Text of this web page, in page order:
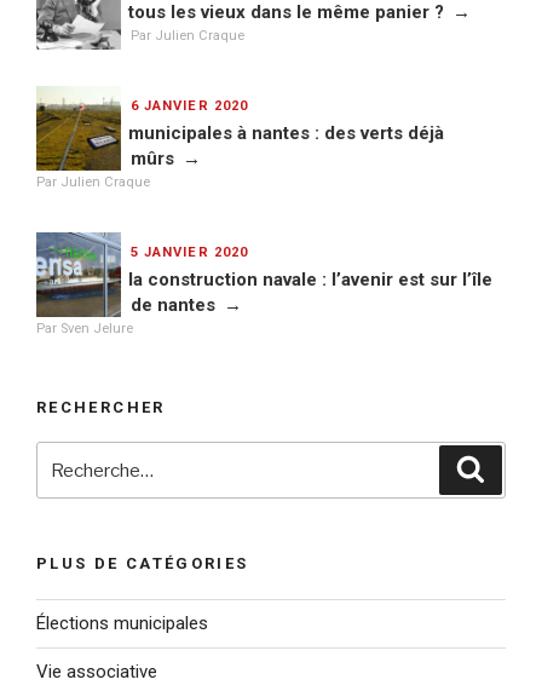
tous les vieux dans le même panier ?
Par Julien Craque
6 JANVIER 2020
municipales à nantes : des verts déjà
mûrs
Par Julien Craque
5 JANVIER 2020
la construction navale : l’avenir est sur l’île
de nantes
Par Sven Jelure
RECHERCHER
PLUS DE CATÉGORIES
Élections municipales
Vie associative